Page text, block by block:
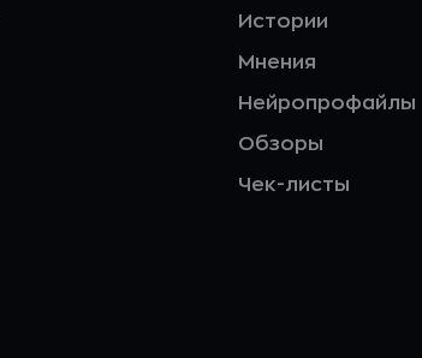
Истории
Мнения
Нейропрофайлы
Обзоры
Чек-листы